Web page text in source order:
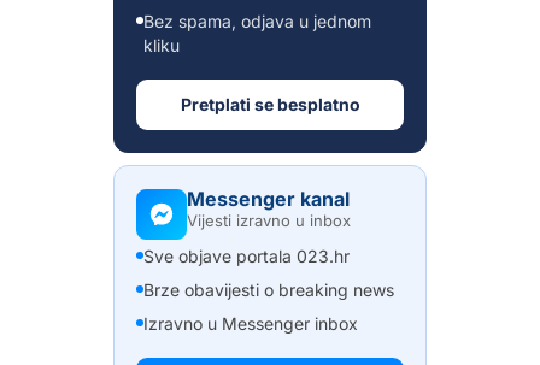
Bez spama, odjava u jednom
kliku
Pretplati se besplatno
Messenger kanal
Vijesti izravno u inbox
Sve objave portala 023.hr
Brze obavijesti o breaking news
Izravno u Messenger inbox